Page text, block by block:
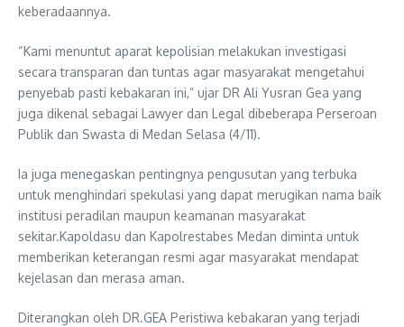
keberadaannya.
“Kami menuntut aparat kepolisian melakukan investigasi
secara transparan dan tuntas agar masyarakat mengetahui
penyebab pasti kebakaran ini,” ujar DR Ali Yusran Gea yang
juga dikenal sebagai Lawyer dan Legal dibeberapa Perseroan
Publik dan Swasta di Medan Selasa (4/11).
Ia juga menegaskan pentingnya pengusutan yang terbuka
untuk menghindari spekulasi yang dapat merugikan nama baik
institusi peradilan maupun keamanan masyarakat
sekitar.Kapoldasu dan Kapolrestabes Medan diminta untuk
memberikan keterangan resmi agar masyarakat mendapat
kejelasan dan merasa aman.
Diterangkan oleh DR.GEA Peristiwa kebakaran yang terjadi